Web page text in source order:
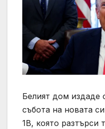
Белият дом издаде
събота на новата
1B, която разтърси